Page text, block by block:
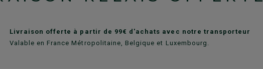
Livraison offerte à partir de 99€ d'achats avec notre transporteur
Valable en France Métropolitaine, Belgique et Luxembourg.